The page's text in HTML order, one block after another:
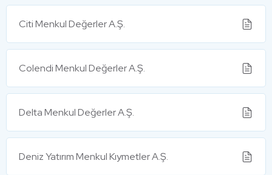
Citi Menkul Değerler A.Ş.
Colendi Menkul Değerler A.Ş.
Delta Menkul Değerler A.Ş.
Deniz Yatırım Menkul Kıymetler A.Ş.